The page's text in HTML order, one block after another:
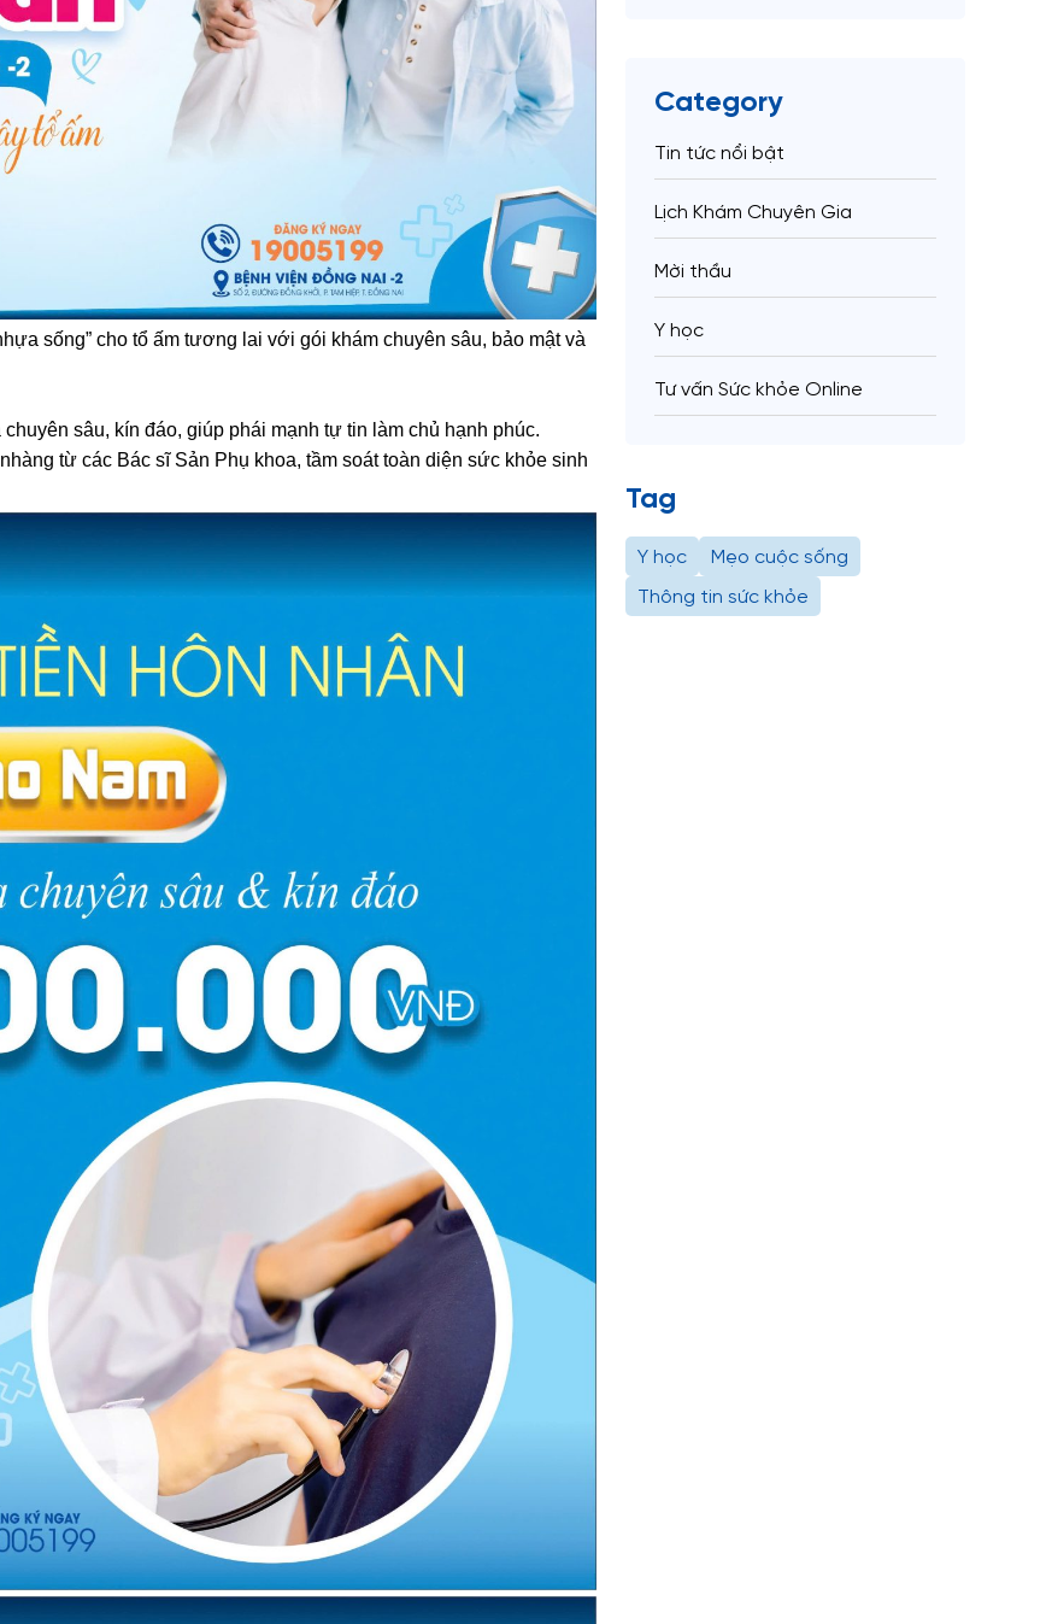
sống” cho tổ ấm tương lai với gói khám chuyên sâu, bảo mật và
sâu, kín đáo, giúp phái mạnh tự tin làm chủ hạnh phúc.
từ các Bác sĩ Sản Phụ khoa, tầm soát toàn diện sức khỏe sinh
Category
Tin tức nổi bật
Lịch Khám Chuyên Gia
Mời thầu
Y học
Tư vấn Sức khỏe Online
Tag
Y học
Mẹo cuộc sống
Thông tin sức khỏe